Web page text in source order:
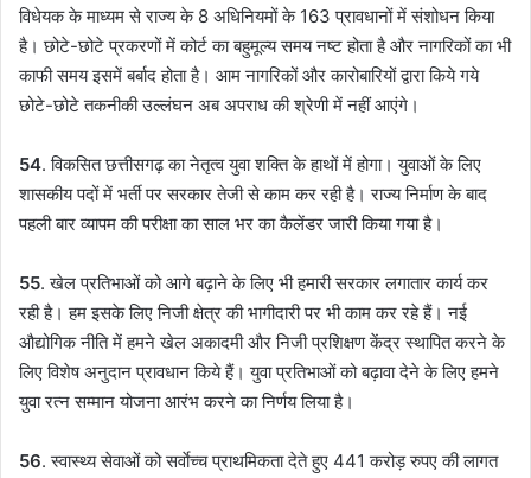
विधेयक के माध्यम से राज्य के 8 अधिनियमों के 163 प्रावधानों में संशोधन किया
है। छोटे-छोटे प्रकरणों में कोर्ट का बहुमूल्य समय नष्ट होता है और नागरिकों का भी
काफी समय इसमें बर्बाद होता है। आम नागरिकों और कारोबारियों द्वारा किये गये
छोटे-छोटे तकनीकी उल्लंघन अब अपराध की श्रेणी में नहीं आएंगे।
54. विकसित छत्तीसगढ़ का नेतृत्व युवा शक्ति के हाथों में होगा। युवाओं के लिए
शासकीय पदों में भर्ती पर सरकार तेजी से काम कर रही है। राज्य निर्माण के बाद
पहली बार व्यापम की परीक्षा का साल भर का कैलेंडर जारी किया गया है।
55. खेल प्रतिभाओं को आगे बढ़ाने के लिए भी हमारी सरकार लगातार कार्य कर
रही है। हम इसके लिए निजी क्षेत्र की भागीदारी पर भी काम कर रहे हैं। नई
औद्योगिक नीति में हमने खेल अकादमी और निजी प्रशिक्षण केंद्र स्थापित करने के
लिए विशेष अनुदान प्रावधान किये हैं। युवा प्रतिभाओं को बढ़ावा देने के लिए हमने
युवा रत्न सम्मान योजना आरंभ करने का निर्णय लिया है।
56. स्वास्थ्य सेवाओं को सर्वाेच्च प्राथमिकता देते हुए 441 करोड़ रुपए की लागत